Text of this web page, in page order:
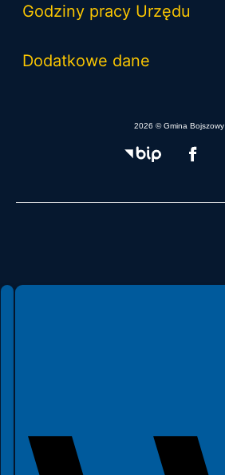
Godziny pracy Urzędu
Dodatkowe dane
2026 © Gmina Bojszowy
Spełniamy standardy WCAG 2.2
Spełniamy standardy W3C